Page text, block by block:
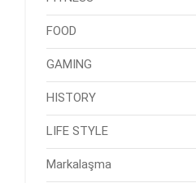
FOOD
GAMING
HISTORY
LIFE STYLE
Markalaşma